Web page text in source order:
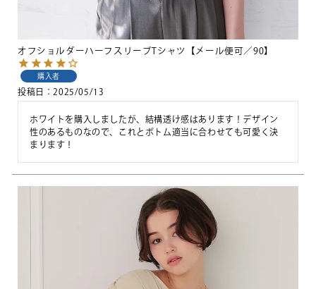
オフショルダーハーフスリーブTシャツ【メール便可／90】
購入者
投稿日 2025/05/13
ホワイトを購入しましたが、結構透け感はあります！デザイン
性のあるものなので、これとボトム適当に合わせても可愛く決
まります！